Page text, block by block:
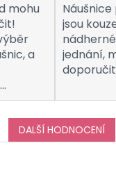
mohu
a
a určitě
jsou
nádherné.
jednání,
DALŠÍ HODNOCENÍ